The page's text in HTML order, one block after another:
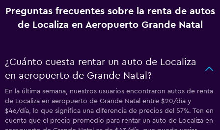
Preguntas frecuentes sobre la renta de autos
de Localiza en Aeropuerto Grande Natal
¿Cuánto cuesta rentar un auto de Localiza
en aeropuerto de Grande Natal?
En la última semana, nuestros usuarios encontraron autos de renta
de Localiza en aeropuerto de Grande Natal entre $20/día y
$46/día, lo que significa una diferencia de precios del 57%. Ten en
cuenta que el precio promedio para rentar un auto de Localiza en